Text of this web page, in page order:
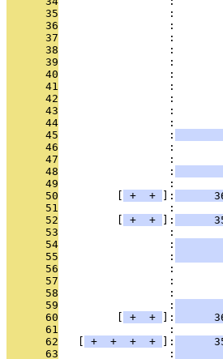
      35
:
      36
:
      37
:
      38
:
      39
:
      40
:
      41
:
      42
:
      43
:
      44
:
      45
                 :
      46
:
      47
:
      48
                 :
      49
:
      50
+ + ]:
      51
:
      52
+ + ]:
      53
:
      54
                 :
      55
                 :
      56
:
      57
:
      58
:
      59
                 :
      60
+ + ]:
      61
:
      62
+ + + + ]:
      63
                 :